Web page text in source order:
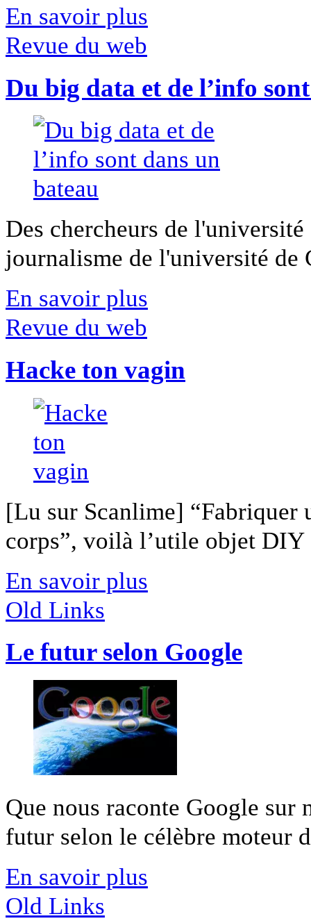
En savoir plus
Revue du web
Du big data et de l’info
Des chercheurs de
journalisme de l'université
En savoir plus
Revue du web
Hacke ton vagin
[Lu sur Scanlime] “Fabriquer
corps”, voilà l’utile objet
En savoir plus
Old Links
Le futur selon Google
Que nous raconte Google
futur selon le célèbre moteur
En savoir plus
Old Links